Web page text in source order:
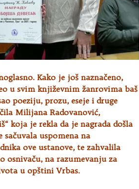
Kako je još naznačeno,
u svim književnim žanrovima baš
poeziju, prozu, eseje i druge
Milijana Radovanović,
koja je rekla da je nagrada došla
uspomena na
ove ustanove, te zahvalila
osnivaču, na razumevanju za
u opštini Vrbas.